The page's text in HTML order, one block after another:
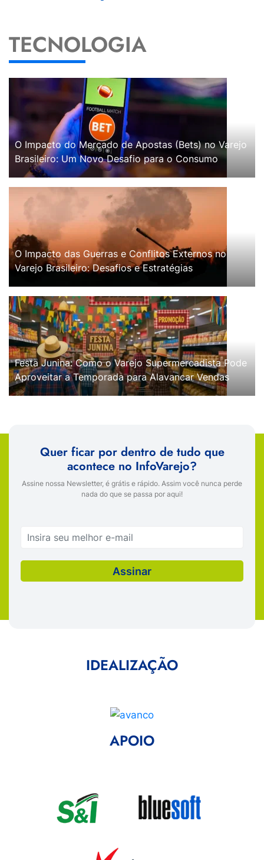
TECNOLOGIA
O Impacto do Mercado de Apostas (Bets) no Varejo
Brasileiro: Um Novo Desafio para o Consumo
O Impacto das Guerras e Conflitos Externos no
Varejo Brasileiro: Desafios e Estratégias
Festa Junina: Como o Varejo Supermercadista Pode
Aproveitar a Temporada para Alavancar Vendas
Quer ficar por dentro de tudo que
acontece no InfoVarejo?
Assine nossa Newsletter, é grátis e rápido. Assim você nunca perde
nada do que se passa por aqui!
IDEALIZAÇÃO
APOIO